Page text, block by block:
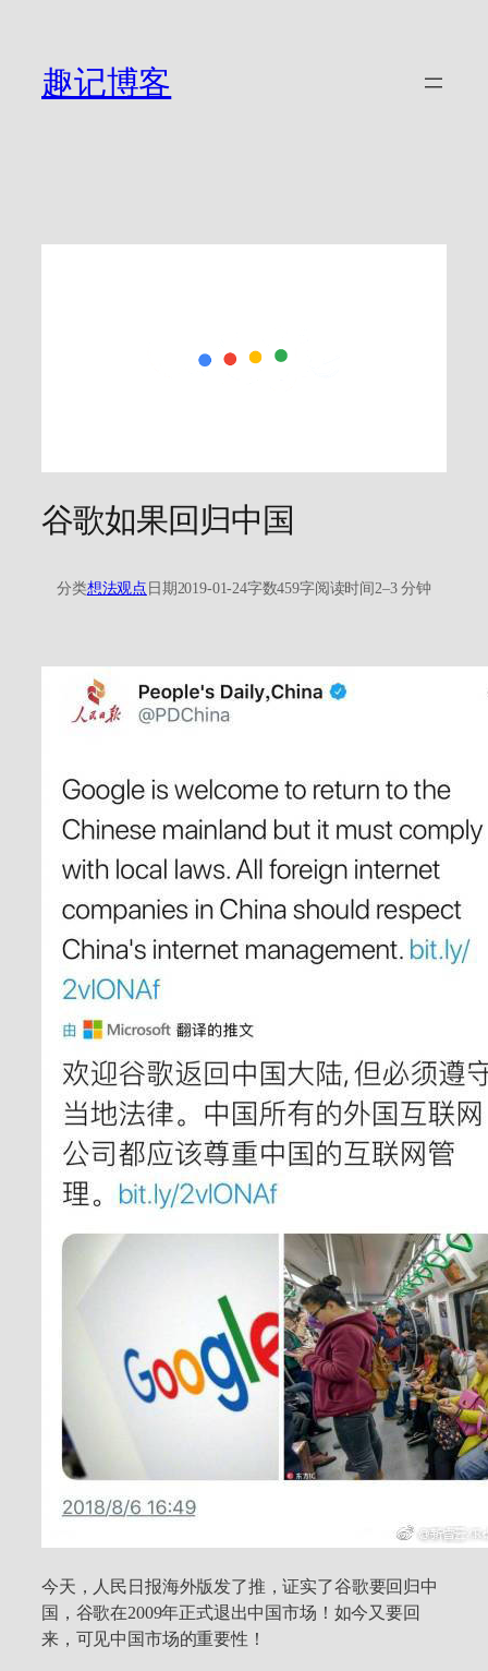
趣记博客
谷歌如果回归中国
分类想法观点 日期 2019-01-24字数459字阅读时间 2–3 分钟
今天，人民日报海外版发了推，证实了谷歌要回归中
国，谷歌在2009年正式退出中国市场！如今又要回
来，可见中国市场的重要性！